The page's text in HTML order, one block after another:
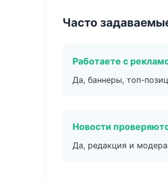
Часто
Работаете с
Да, баннеры, топ-
Новости
Да, редакция и